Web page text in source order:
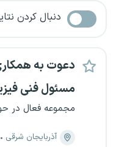
دنبال کردن
دعوت به
مسئول فنی
مجموعه فعال در
آذربایجان شرقی